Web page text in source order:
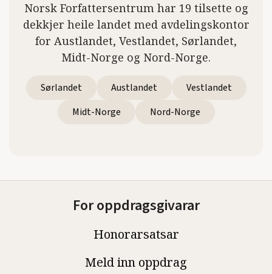
Norsk Forfattersentrum har 19 tilsette og
dekkjer heile landet med avdelingskontor
for Austlandet, Vestlandet, Sørlandet,
Midt-Norge og Nord-Norge.
Sørlandet Austlandet
Vestlandet
Midt-Norge
Nord-Norge
For oppdragsgivarar
Honorarsatsar
Meld inn oppdrag